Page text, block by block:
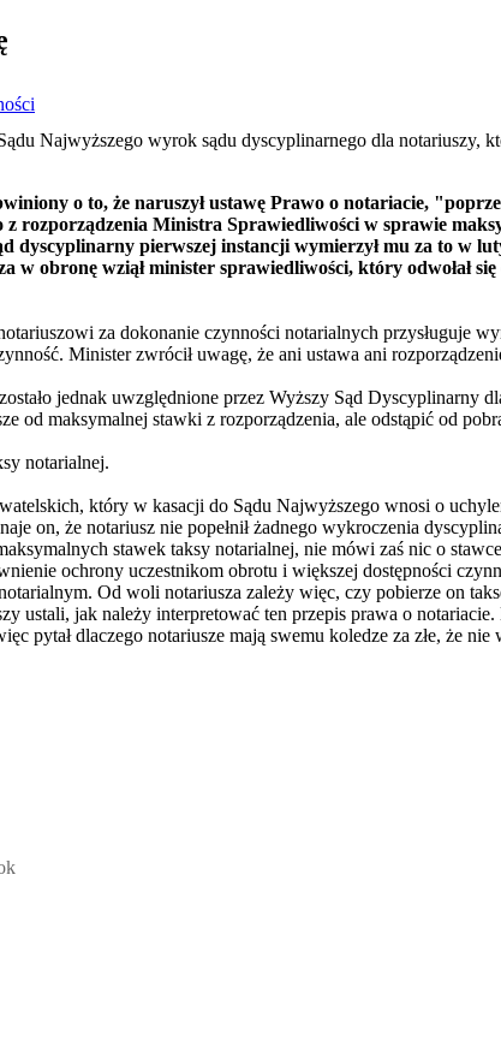
Najwyższego wyrok sądu dyscyplinarnego dla notariuszy,
o to, że naruszył ustawę Prawo o notariacie,
rozporządzenia Ministra Sprawiedliwości w sprawie
dyscyplinarny pierwszej instancji wymierzył mu za to w
w obronę wziął minister sprawiedliwości, który odwołał
za dokonanie czynności notarialnych przysługuje
Minister zwrócił uwagę, że ani ustawa ani
jednak uwzględnione przez Wyższy Sąd Dyscyplinarny
od maksymalnej stawki z rozporządzenia, ale odstąpić od
notarialnej.
który w kasacji do Sądu Najwyższego wnosi o
on, że notariusz nie popełnił żadnego wykroczenia
stawek taksy notarialnej, nie mówi zaś nic o
ochrony uczestnikom obrotu i większej dostępności
Od woli notariusza zależy więc, czy pobierze on
ustali, jak należy interpretować ten przepis prawa o
pytał dlaczego notariusze mają swemu koledze za złe, że nie